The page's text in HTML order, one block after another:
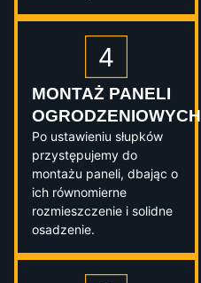
MONTAŻ PANELI
OGRODZENIOWYCH
Po ustawieniu słupków
przystępujemy do
montażu paneli, dbając o
ich równomierne
rozmieszczenie i solidne
osadzenie.